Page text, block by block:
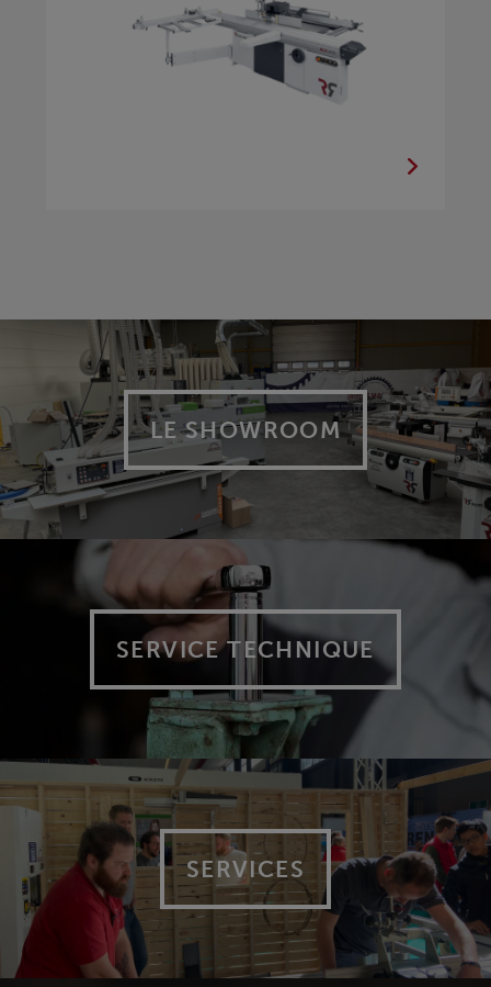
LE SHOWROOM
SERVICE TECHNIQUE
SERVICES